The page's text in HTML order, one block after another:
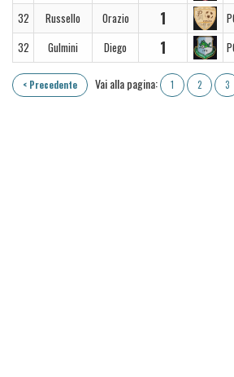
32
Russello Orazio 1
32
Gulmini Diego 1
Vai alla pagina:
< Precedente 1 2 3